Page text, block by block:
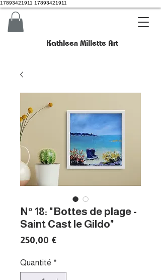
17893421911 17893421911
Kathleen Millette Art
N° 18: "Bottes de plage -
Saint Cast le Gildo"
250,00 €
Quantité *